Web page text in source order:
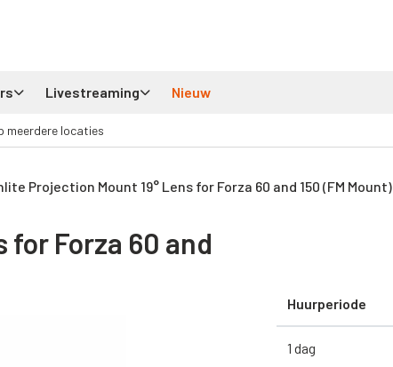
Livestreaming Nieuw
meerdere locaties
Projection Mount 19° Lens for Forza 60 and 150 (FM Mount)
for Forza 60 and
Huurperiode
1 dag